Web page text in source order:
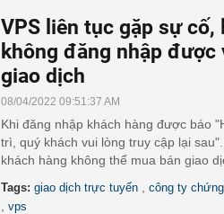
VPS liên tục gặp sự cố,
không đăng nhập được
giao dịch
08/04/2022 09:51:37 AM
Khi đăng nhập khách hàng được báo
trì, quý khách vui lòng truy cập lại
khách hàng không thể mua bán giao
Tags: giao dịch trực tuyến công ty
vps